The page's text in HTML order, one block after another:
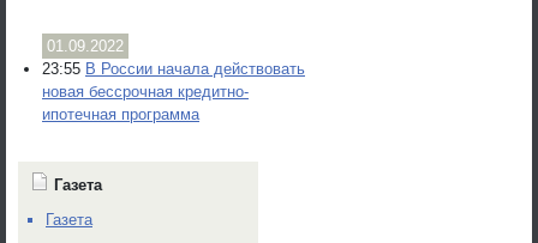
01.09.2022
23:55 В России начала действовать
новая бессрочная кредитно-
ипотечная программа
Газета
Газета